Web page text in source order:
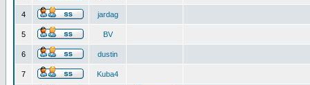
4 jardag
5 BV
6 dustin
7 Kuba4